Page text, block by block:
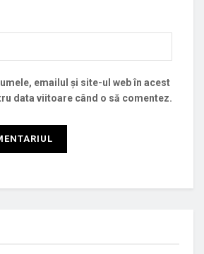
emailul și site-ul web în acest
data viitoare când o să comentez.